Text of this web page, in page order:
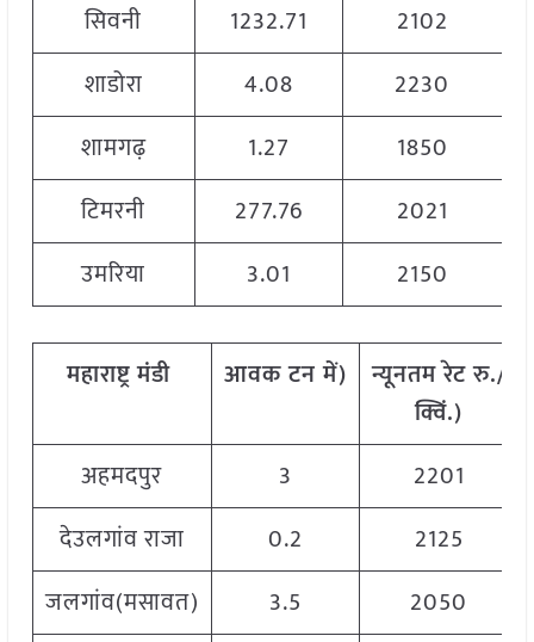
सिवनी
1232.71
2102
शाडोरा
4.08
2230
शामगढ़
1.27
1850
टिमरनी
277.76
2021
उमरिया
3.01 2150
महाराष्ट्रमंडी आवकटनमें) न्यूनतमरेटरु./
क्विं.)
अहमदपुर 3
2201
देउलगांव राजा
0.2
2125
जलगांव(मसावत)
3.5 2050